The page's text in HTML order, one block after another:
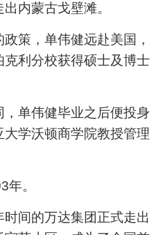
内蒙古戈壁滩。
策，单伟健远赴美国，
利分校获得硕士及博士
单伟健毕业之后便投身
学沃顿商学院教授管理
。
间的万达集团正式走出